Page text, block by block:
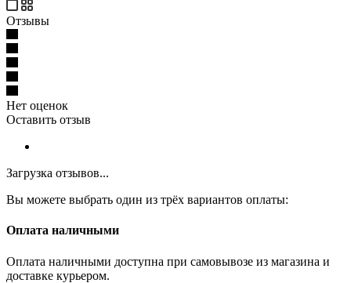
Отзывы
Нет оценок
Оставить отзыв
Загрузка отзывов...
Вы можете выбрать один из трёх вариантов оплаты:
Оплата наличными
Оплата наличными доступна при самовывозе из магазина и
доставке курьером.